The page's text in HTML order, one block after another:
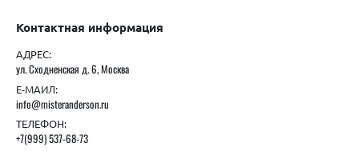
Контактная информация
АДРЕС:
ул. Сходненская д. 6, Москва
Е-МАИЛ:
info@misteranderson.ru
ТЕЛЕФОН:
+7(999) 537-68-73